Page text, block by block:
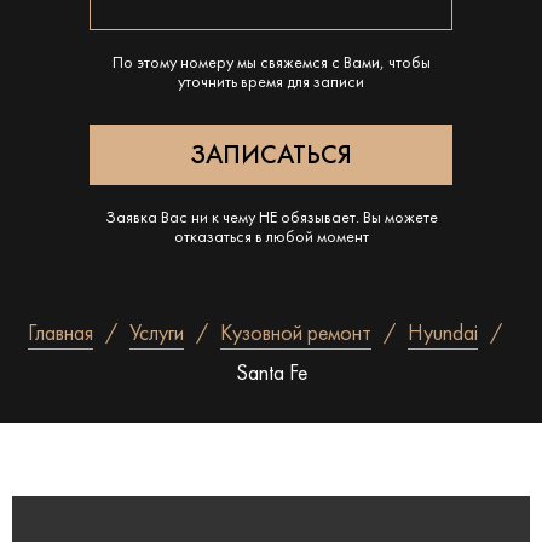
По этому номеру мы свяжемся с Вами, чтобы
уточнить время для записи
Заявка Вас ни к чему НЕ обязывает. Вы можете
отказаться в любой момент
Главная Услуги Кузовной ремонт
Hyundai
Santa Fe